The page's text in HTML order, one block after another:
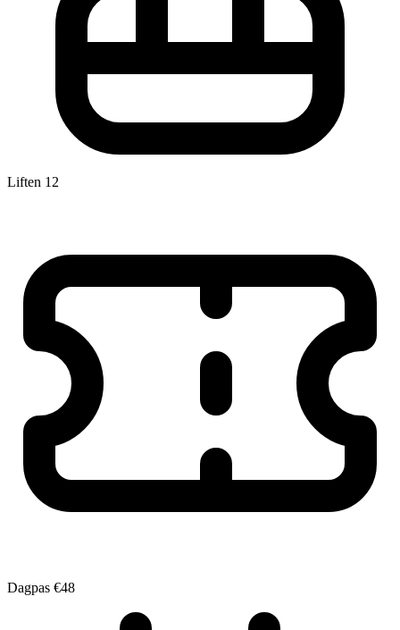
Liften 12
Dagpas €48